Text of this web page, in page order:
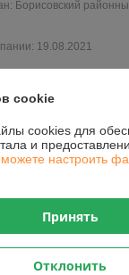
Борисовский
19.08.2021
cookie
cookies для
и
настроить
Принять
Отклонить